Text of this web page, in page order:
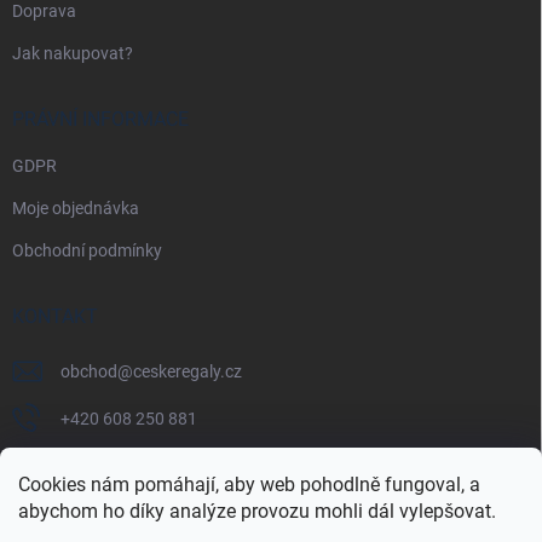
Cookies nám pomáhají, aby web pohodlně fungoval, a
abychom ho díky analýze provozu mohli dál vylepšovat.
Doprava
Jak nakupovat?
PRÁVNÍ INFORMACE
GDPR
Moje objednávka
Obchodní podmínky
KONTAKT
obchod@ceskeregaly.cz
+420 608 250 881